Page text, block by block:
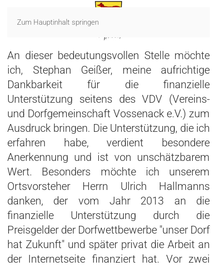
Zum Hauptinhalt springen
An dieser bedeutungsvollen Stelle möchte
ich, Stephan Geißer, meine aufrichtige
Dankbarkeit für die finanzielle
Unterstützung seitens des VDV (Vereins-
und Dorfgemeinschaft Vossenack e.V.) zum
Ausdruck bringen. Die Unterstützung, die ich
erfahren habe, verdient besondere
Anerkennung und ist von unschätzbarem
Wert. Besonders möchte ich unserem
Ortsvorsteher Herrn Ulrich Hallmanns
danken, der vom Jahr 2013 an die
finanzielle Unterstützung durch die
Preisgelder der Dorfwettbewerbe "unser Dorf
hat Zukunft" und später privat die Arbeit an
der Internetseite finanziert hat. Vor zwei